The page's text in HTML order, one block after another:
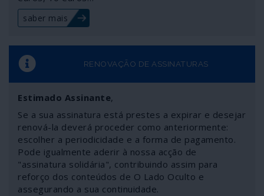
saber mais
RENOVAÇÃO DE ASSINATURAS
Estimado Assinante,
Se a sua assinatura está prestes a expirar e desejar
renová-la deverá proceder como anteriormente:
escolher a periodicidade e a forma de pagamento.
Pode igualmente aderir à nossa acção de
"assinatura solidária", contribuindo assim para
reforço dos conteúdos de O Lado Oculto e
assegurando a sua continuidade.